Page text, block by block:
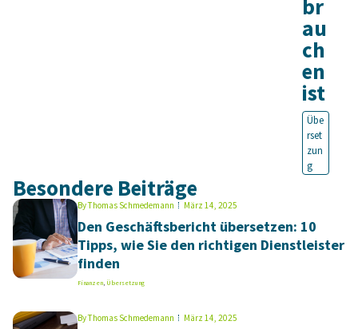
br
au
ch
en
ist
Übe
rset
zun
g
Besondere Beiträge
ByThomas Schmedemann März 14, 2025
Den Geschäftsbericht übersetzen: 10
Tipps, wie Sie den richtigen Dienstleister
finden
Finanzen, Übersetzung
ByThomas Schmedemann März 14, 2025